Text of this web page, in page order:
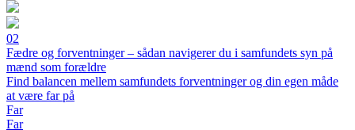
02
Fædre og forventninger – sådan navigerer du i samfundets syn på
mænd som forældre
Find balancen mellem samfundets forventninger og din egen måde
at være far på
Far
Far